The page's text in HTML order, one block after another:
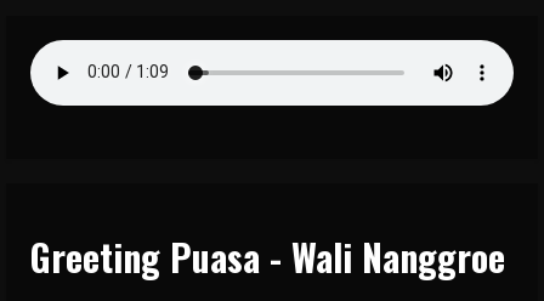
Greeting Puasa - Wali Nanggroe